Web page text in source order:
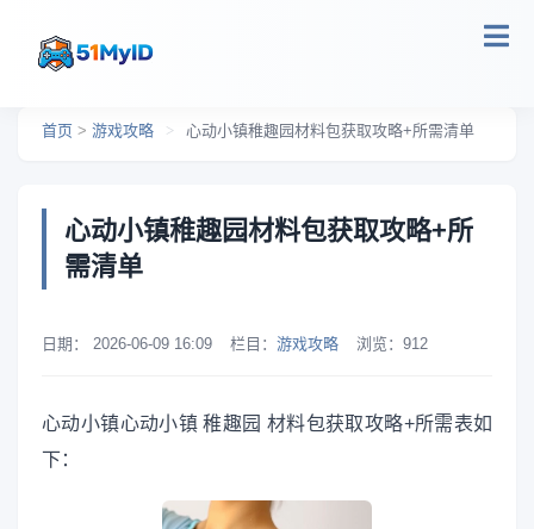
首页 > 游戏攻略 > 心动小镇稚趣园材料包获取攻略+所需清单
心动小镇稚趣园材料包获取攻略+所
需清单
日期： 2026-06-09 16:09 栏目： 游戏攻略 浏览： 912
心动小镇心动小镇 稚趣园 材料包获取攻略+所需表如
下：